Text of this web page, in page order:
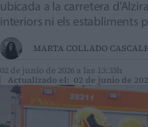
ubicada a la carretera
interiors ni els establiments
MARTA COLLADO
02 de junio de 2026 a las 13:33h
Actualizado el: 02 de junio de